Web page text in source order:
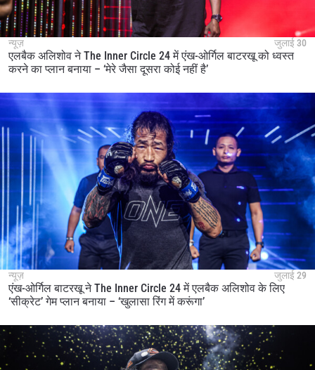
न्यूज़ जुलाई 30
एलबैक अलिशोव ने The Inner Circle 24 में एंख-ओर्गिल बाटरखू को ध्वस्त
करने का प्लान बनाया – ‘मेरे जैसा दूसरा कोई नहीं है’
न्यूज़ जुलाई 29
एंख-ओर्गिल बाटरखू ने The Inner Circle 24 में एलबैक अलिशोव के लिए
‘सीक्रेट’ गेम प्लान बनाया – ‘खुलासा रिंग में करूंगा’